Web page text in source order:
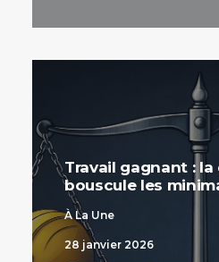
Travail gagnant :
bouscule les
À La Une
28 janvier 2026